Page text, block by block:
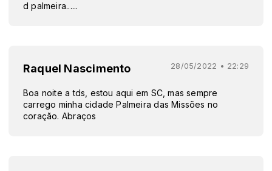
d palmeira......
Raquel Nascimento 28/05/2022 • 22:29
Boa noite a tds, estou aqui em SC, mas sempre
carrego minha cidade Palmeira das Missões no
coração. Abraços